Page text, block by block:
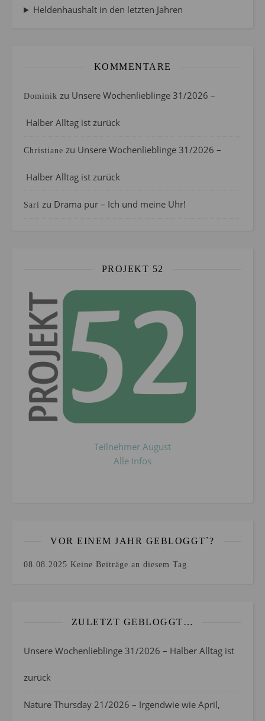
Heldenhaushalt in den letzten Jahren
KOMMENTARE
Dominik zu Unsere Wochenlieblinge 31/2026 –
Halber Alltag ist zurück
Christiane zu Unsere Wochenlieblinge 31/2026 –
Halber Alltag ist zurück
Sari zu Drama pur – Ich und meine Uhr!
PROJEKT 52
Teilnehmer August
Alle Infos
VOR EINEM JAHR GEBLOGGT`?
08.08.2025 Keine Beiträge an diesem Tag.
ZULETZT GEBLOGGT…
Unsere Wochenlieblinge 31/2026 – Halber Alltag ist
zurück
Nature Thursday 21/2026 – Irgendwie wie April,